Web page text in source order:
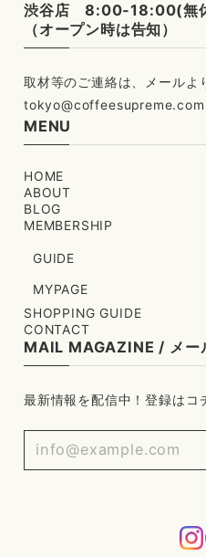
渋谷店 8:00-18:00(無
（オープン時は告知）
tokyo@coffeesupreme.com
MENU
HOME
ABOUT
BLOG
MEMBERSHIP
GUIDE
MYPAGE
SHOPPING GUIDE
CONTACT
MAIL MAGAZINE / メー
最新情報を配信中！登録はコ